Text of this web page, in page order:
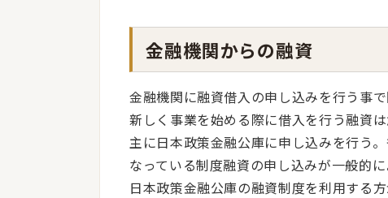
金融機関からの融資
金融機関に融資借入の申し込みを行う事
新しく事業を始める際に借入を行う融資
主に日本政策金融公庫に申し込みを行う
なっている制度融資の申し込みが一般的
日本政策金融公庫の融資制度を利用する